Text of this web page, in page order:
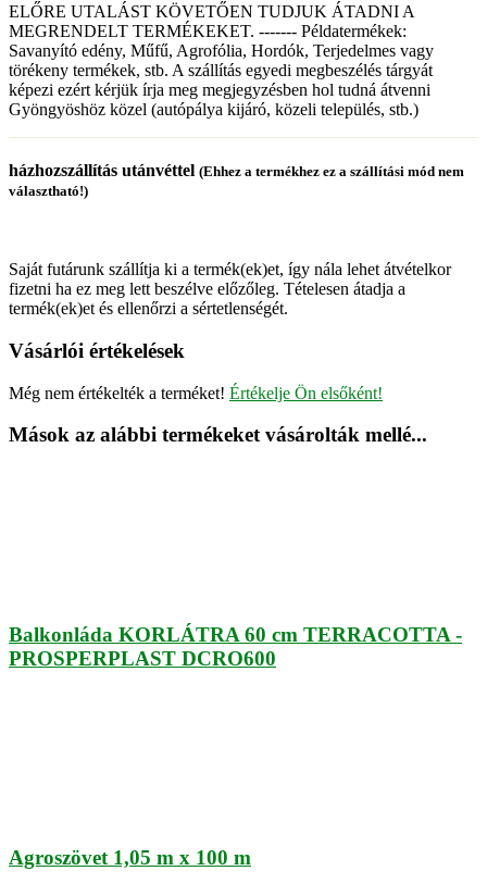
ELŐRE UTALÁST KÖVETŐEN TUDJUK ÁTADNI A
MEGRENDELT TERMÉKEKET. ------- Példatermékek:
Savanyító edény, Műfű, Agrofólia, Hordók, Terjedelmes vagy
törékeny termékek, stb. A szállítás egyedi megbeszélés tárgyát
képezi ezért kérjük írja meg megjegyzésben hol tudná átvenni
Gyöngyöshöz közel (autópálya kijáró, közeli település, stb.)
házhozszállítás utánvéttel (Ehhez a termékhez ez a szállítási mód nem
választható!)
Saját futárunk szállítja ki a termék(ek)et, így nála lehet átvételkor
fizetni ha ez meg lett beszélve előzőleg. Tételesen átadja a
termék(ek)et és ellenőrzi a sértetlenségét.
Vásárlói értékelések
Még nem értékelték a terméket! Értékelje Ön elsőként!
Mások az alábbi termékeket vásárolták mellé...
Balkonláda KORLÁTRA 60 cm TERRACOTTA -
PROSPERPLAST DCRO600
Agroszövet 1,05 m x 100 m